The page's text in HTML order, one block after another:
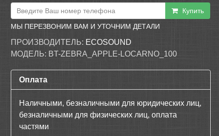
Купить
МЫ ПЕРЕЗВОНИМ ВАМ И УТОЧНИМ ДЕТАЛИ
ПРОИЗВОДИТЕЛЬ: ECOSOUND
МОДЕЛЬ: BT-ZEBRA_APPLE-LOCARNO_100
Оплата
Наличными, безналичными для юридических лиц,
безналичными для физических лиц, оплата
частями